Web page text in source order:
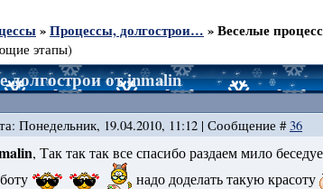
»Процессы, долгострои… »Веселые
этапы)
долгострои от inmalin
Понедельник, 19.04.2010, 11:12 | Сообщение #36
, Так так так все спасибо раздаем мило
надо доделать такую красоту